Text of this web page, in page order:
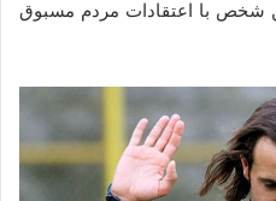
شخص با اعتقادات مردم مسبوق